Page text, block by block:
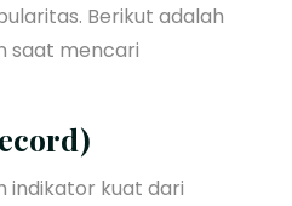
Berikut adalah
saat mencari
indikator kuat dari